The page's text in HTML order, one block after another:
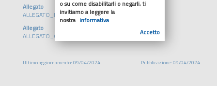
Allegato
ALLEGATO_B_RELAZIONE_del_Presidente.pdf
Allegato
ALLEGATO_C_PIANO_ASSUNZIONI_2024.pdf
Ultimo aggiornamento: 09/04/2024 Pubblicazione: 09/04/2024
o su come disabilitarli o negarli, ti
invitiamo a leggere la
nostra informativa
Accetto